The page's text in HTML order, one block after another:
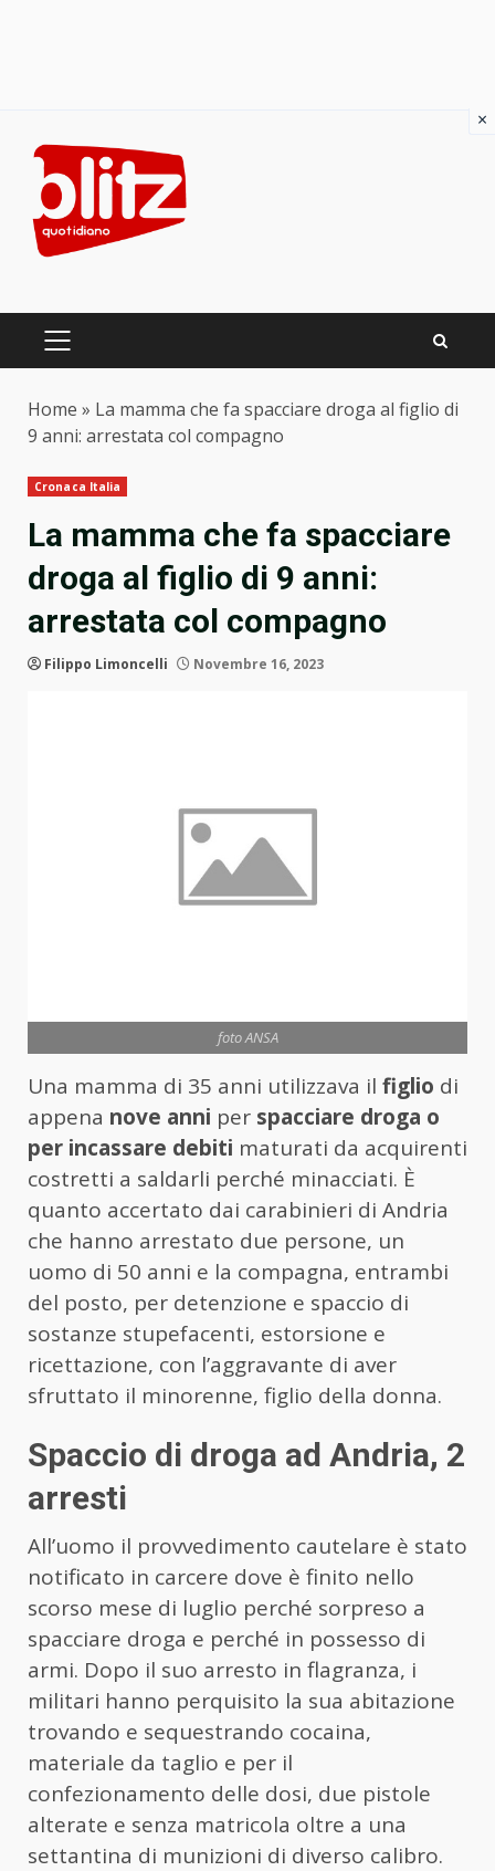
content
PRIMARY
Home » La mamma che fa spacciare droga al figlio di
9 anni: arrestata col compagno
Cronaca Italia
La mamma che fa spacciare
droga al figlio di 9 anni:
arrestata col compagno
Filippo Limoncelli Novembre 16, 2023
foto ANSA
Una mamma di 35 anni utilizzava il figlio di
appena nove anni per spacciare droga o
per incassare debiti maturati da acquirenti
costretti a saldarli perché minacciati. È
quanto accertato dai carabinieri di Andria
che hanno arrestato due persone, un
uomo di 50 anni e la compagna, entrambi
del posto, per detenzione e spaccio di
sostanze stupefacenti, estorsione e
ricettazione, con l’aggravante di aver
sfruttato il minorenne, figlio della donna.
Spaccio di droga ad Andria, 2
arresti
All’uomo il provvedimento cautelare è stato
notificato in carcere dove è finito nello
scorso mese di luglio perché sorpreso a
spacciare droga e perché in possesso di
armi. Dopo il suo arresto in flagranza, i
militari hanno perquisito la sua abitazione
trovando e sequestrando cocaina,
materiale da taglio e per il
confezionamento delle dosi, due pistole
alterate e senza matricola oltre a una
settantina di munizioni di diverso calibro.
×